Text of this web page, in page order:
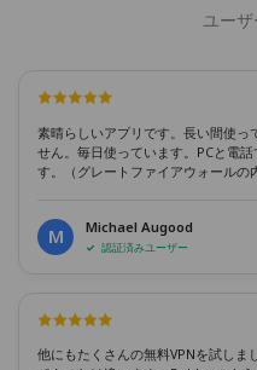
ユー
素晴らしいアプリです。長い間使っ
せん。毎日使っています。PCと電
す。（グレートファイアウォールの
M Michael Augood
認証済みユーザー
他にもたくさんの無料VPNを試しま